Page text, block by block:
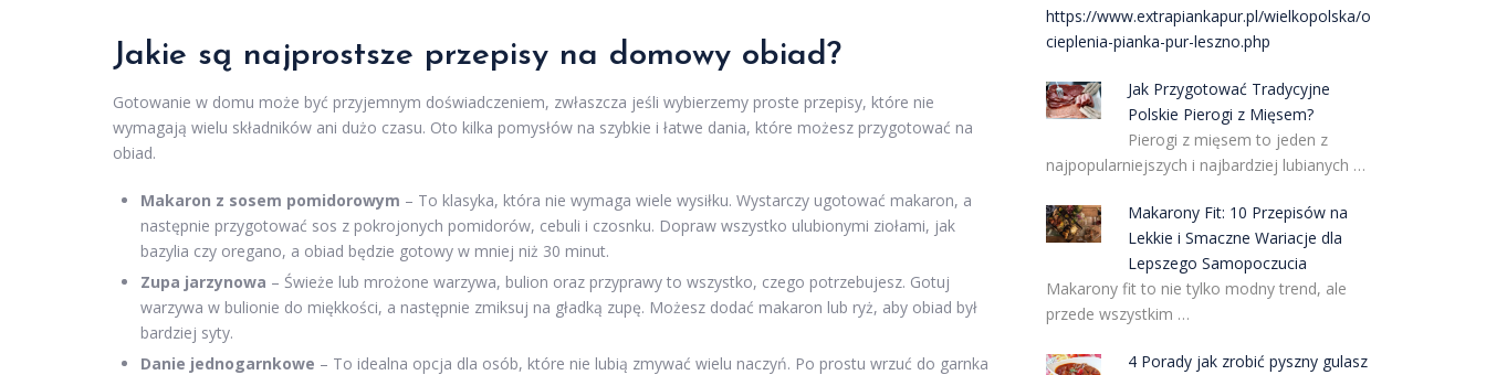
Jakie są najprostsze przepisy na domowy obiad?
Gotowanie w domu może być przyjemnym doświadczeniem, zwłaszcza jeśli wybierzemy proste przepisy, które nie
wymagają wielu składników ani dużo czasu. Oto kilka pomysłów na szybkie i łatwe dania, które możesz przygotować na
obiad.
Makaron z sosem pomidorowym – To klasyka, która nie wymaga wiele wysiłku. Wystarczy ugotować makaron, a
następnie przygotować sos z pokrojonych pomidorów, cebuli i czosnku. Dopraw wszystko ulubionymi ziołami, jak
bazylia czy oregano, a obiad będzie gotowy w mniej niż 30 minut.
Zupa jarzynowa – Świeże lub mrożone warzywa, bulion oraz przyprawy to wszystko, czego potrzebujesz. Gotuj
warzywa w bulionie do miękkości, a następnie zmiksuj na gładką zupę. Możesz dodać makaron lub ryż, aby obiad był
bardziej syty.
Danie jednogarnkowe – To idealna opcja dla osób, które nie lubią zmywać wielu naczyń. Po prostu wrzuć do garnka
https://www.extrapiankapur.pl/wielkopolska/o
cieplenia-pianka-pur-leszno.php
Jak Przygotować Tradycyjne
Polskie Pierogi z Mięsem?
Pierogi z mięsem to jeden z
najpopularniejszych i najbardziej lubianych …
Makarony Fit: 10 Przepisów na
Lekkie i Smaczne Wariacje dla
Lepszego Samopoczucia
Makarony fit to nie tylko modny trend, ale
przede wszystkim …
4 Porady jak zrobić pyszny gulasz